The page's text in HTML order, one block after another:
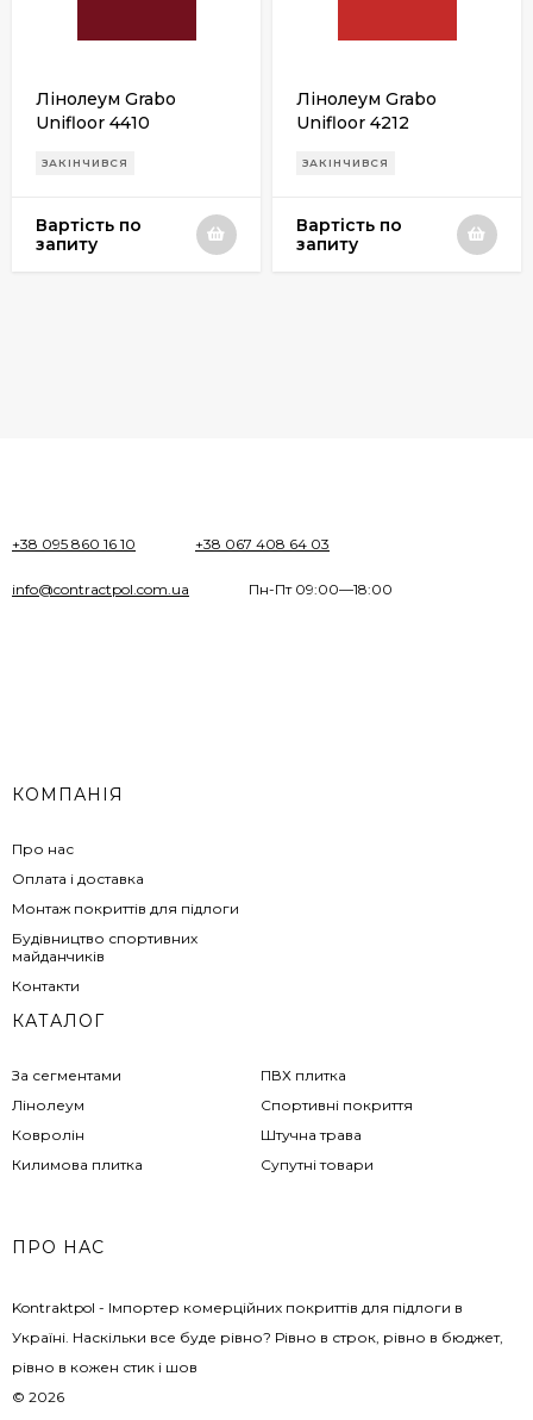
Лінолеум Grabo
Unifloor 4410
ЗАКІНЧИВСЯ
Вартість по
запиту
Лінолеум Grabo
Unifloor 4212
ЗАКІНЧИВСЯ
Вартість по
запиту
+38 095 860 16 10 +38 067 408 64 03
info@contractpol.com.ua Пн-Пт 09:00—18:00
КОМПАНІЯ
Про нас
Оплата і доставка
Монтаж покриттів для підлоги
Будівництво спортивних
майданчиків
Контакти
КАТАЛОГ
За сегментами
Лінолеум
Ковролін
Килимова плитка
ПВХ плитка
Спортивні покриття
Штучна трава
Супутні товари
ПРО НАС
Kontraktpol - Імпортер комерційних покриттів для підлоги в
Україні. Наскільки все буде рівно? Рівно в строк, рівно в бюджет,
рівно в кожен стик і шов
© 2026